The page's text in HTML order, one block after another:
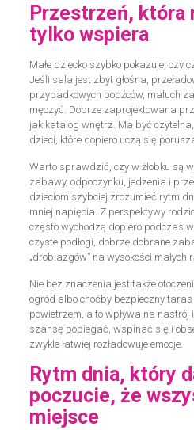
Przestrzeń, która
tylko wspiera
Małe dziecko szybko pokazuje, czy
Jeśli sala jest zbyt głośna,
przypadkowych bodźców, maluch
męczyć. Dobrze zaprojektowana
jak katalog wnętrz. Ma być
dzieci, które dopiero uczą się
Warto sprawdzić, czy w żłobku są
zabawy, odpoczynku, jedzenia i
dzieciom szybciej zrozumieć rytm
mniej napięcia. Z perspektywy
często wychodzą dopiero podczas
czyste podłogi, dobrze dobrane
„drobiazgów” na wysokości małych
Nie bez znaczenia jest także
ogród albo choćby bezpieczny
powietrzem, a to wpływa na nastrój
szansę pobiegać, wspinać się i
zwykle łatwiej rozładowuje emocje.
Rytm dnia, który
poczucie, że
miejsce